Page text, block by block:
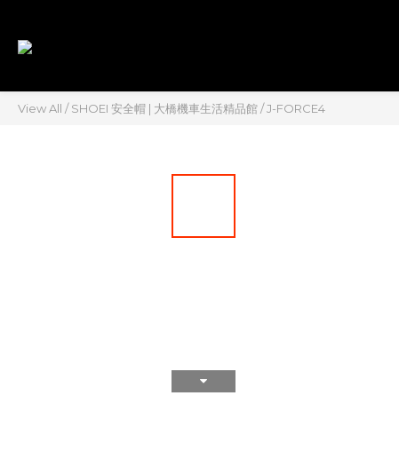
View All /SHOEI 安全帽 | 大橋機車生活精品館/J-FORCE4